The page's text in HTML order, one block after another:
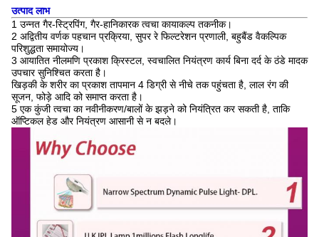
उत्पाद लाभ
1 उन्नत गैर-स्ट्रिपिंग, गैर-हानिकारक त्वचा कायाकल्प तकनीक।
2 अद्वितीय वर्णक पहचान प्रक्रिया, सुपर रे फिल्टरेशन प्रणाली, बहुबैंड वैकल्पिक
परिशुद्धता समायोज्य।
3 आयातित नीलमणि प्रकाश क्रिस्टल, स्वचालित नियंत्रण कार्य बिना दर्द के ठंडे मादक
उपचार सुनिश्चित करता है।
खिड़की के शरीर का प्रकाश तापमान 4 डिग्री से नीचे तक पहुंचता है, लाल रंग की
सूजन, फोड़े आदि को समाप्त करता है।
5 एक कुंजी त्वचा का नवीनीकरण/बालों के झड़ने को नियंत्रित कर सकती है, ताकि
ऑप्टिकल हेड और नियंत्रण आसानी से न बदले।